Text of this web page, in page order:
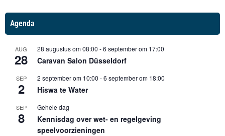
Agenda
AUG
28
28 augustus om 08:00 -6 september om 17:00
Caravan Salon Düsseldorf
SEP
2
2 september om 10:00 -6 september om 18:00
Hiswa te Water
SEP
8
Gehele dag
Kennisdag over wet- en regelgeving
speelvoorzieningen